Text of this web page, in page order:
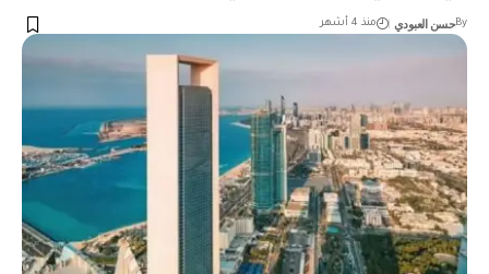
Byحسن العبودي منذ 4 أشهر